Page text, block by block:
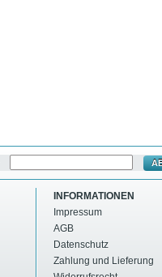
INFORMATIONEN
Impressum
AGB
Datenschutz
Zahlung und Lieferung